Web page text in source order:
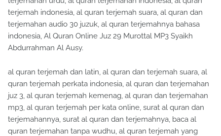
terjemah indonesia, al quran terjemah suara, al quran dan
terjemahan audio 30 juzuk, al quran terjemahnya bahasa
indonesia, Al Quran Online Juz 29 Murottal MP3 Syaikh
Abdurrahman Al Ausy.
al quran terjemah dan latin, al quran dan terjemah suara, al
quran terjemah perkata indonesia, al quran dan terjemahan
juz 3, al quran terjemah kemenag, al quran dan terjemahan
mp3, al quran terjemah per kata online, surat al quran dan
terjemahannya, surat al quran dan terjemahnya, baca al
quran terjemahan tanpa wudhu, al quran terjemah yang